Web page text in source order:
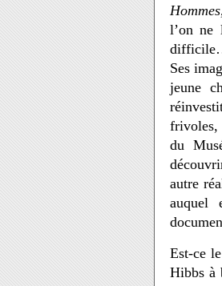
l’on ne
Ses
jeune
frivoles,
du
autre
auquel
Est-ce
Hibbs à